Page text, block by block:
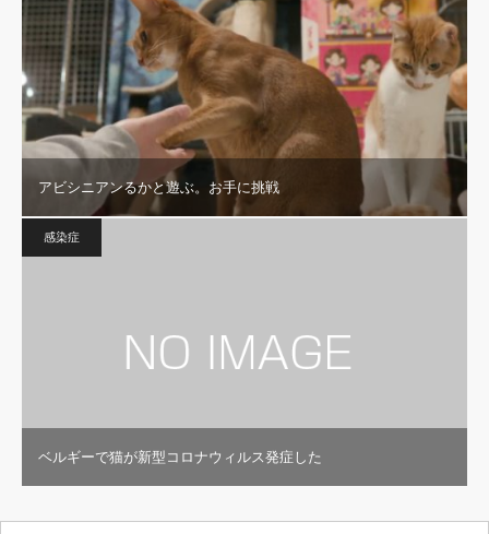
アビシニアンるかと遊ぶ。お手に挑戦
感染症
ベルギーで猫が新型コロナウィルス発症した